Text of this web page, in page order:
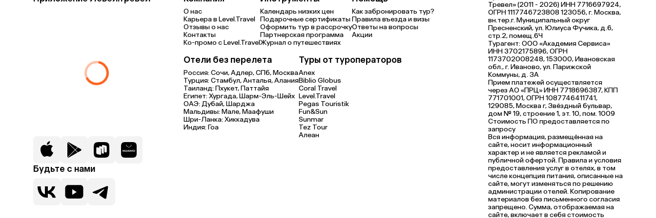
Будьте с нами
О нас
Карьера в Level.Travel
Отзывы о нас
Контакты
Ко-промо с Level.Travel
Календарь низких цен
Подарочные сертификаты
Оформить тур в рассрочку
Партнерская программа
Журнал о путешествиях
Как забронировать тур?
Правила въезда и визы
Ответы на вопросы
Акции
Отели без перелета
Россия:Сочи,Адлер,СПб,Москва
Турция:Стамбул,Анталья,Алания
Таиланд:Пхукет,Паттайя
Египет:Хургада,Шарм-Эль-Шейх
ОАЭ:Дубай,Шарджа
Мальдивы:Мале,Маафуши
Шри-Ланка:Хиккадува
Индия:Гоа
Туры от туроператоров
Anex
Biblio Globus
Coral Travel
Level.Travel
Pegas Touristik
Fun&Sun
Sunmar
Tez Tour
Алеан
Тревел» (2011 - 2026) ИНН 7716697924,
ОГРН 1117746723808 123056, г. Москва,
вн.тер.г. Муниципальный округ
Пресненский, ул. Юлиуса Фучика, д.6,
стр.2, помещ.6Ч
Турагент: ООО «Академия Сервиса»
ИНН 3702175896, ОГРН
1173702008248, 153000, Ивановская
обл., г. Иваново, ул. Парижской
Коммуны, д. ЗА
Прием платежей осуществляется
через АО «ПРЦ» ИНН 7718696387, КПП
771701001, ОГРН 1087746411741,
129085, Москва г, Звёздный бульвар,
дом № 19, строение 1, эт. 10, пом. 1009
Стоимость ПО предоставляется по
запросу
Вся информация, размещённая на
сайте, носит информационный
характер и не является рекламой и
публичной офертой. Правила и условия
предоставления услуг в отелях, в том
числе концепция питания, описанные на
сайте, могут изменяться по решению
администрации отелей. Копирование
материалов без письменного согласия
запрещено. Сумма, отображаемая на
сайте, включает в себя стоимость